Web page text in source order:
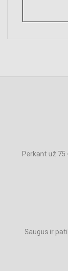
Perkant už
Saugus ir